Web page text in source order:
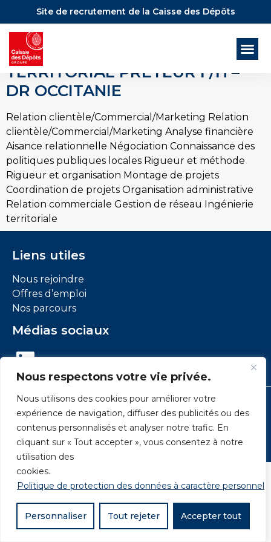
Nous respectons votre vie privée.
Nous utilisons des cookies pour améliorer votre
expérience de navigation, diffuser des publicités ou des
contenus personnalisés et analyser notre trafic. En
cliquant sur « Tout accepter », vous consentez à notre
utilisation des
cookies.
Politique de protection des données à caractère personnel
Personnaliser Tout rejeter Accepter tout
Site de recrutement de la Caisse des Dépôts
CHARGÉ / CHARGÉE DE
DÉVELOPPEMENT
TERRITORIAL PRÊTEUR F/H –
DR OCCITANIE
Relation clientèle/Commercial/Marketing Relation
clientèle/Commercial/Marketing Analyse financière
Aisance relationnelle Négociation Connaissance des
politiques publiques locales Rigueur et méthode
Rigueur et organisation Montage de projets
Coordination de projets Organisation administrative
Relation commerciale Gestion de réseau Ingénierie
territoriale
Liens utiles
Nous rejoindre
Offres d’emploi
Nos parcours
Médias sociaux
LinkedIn
Mentions légales
Conditions générales d’utilisation
Accessibilité : conformité partielle
Plan du site